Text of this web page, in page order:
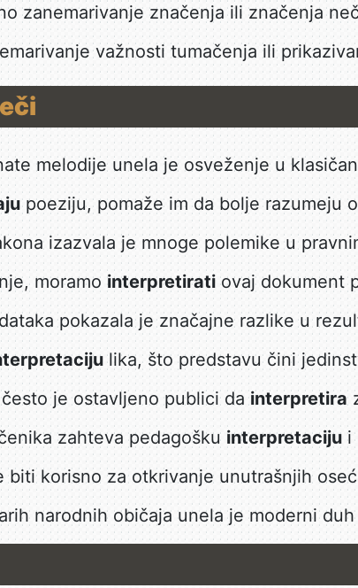
zanemarivanje značenja ili značenja
važnosti tumačenja ili
melodije unela je osveženje u
poeziju, pomaže im da bolje razumeju
izazvala je mnoge polemike u
moramo interpretiratiovaj dokument
pokazala je značajne razlike u
lika, što predstavu čini
je ostavljeno publici dainterpretira
zahteva pedagošku interpretacijui
korisno za otkrivanje unutrašnjih
narodnih običaja unela je moderni